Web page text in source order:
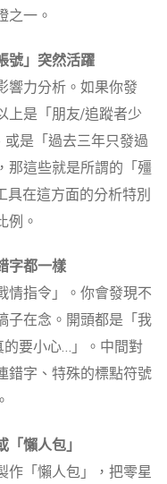
之一。
號」突然活躍
響力分析。如果你發
上是「朋友/追蹤者少
是「過去三年只發過
那這些就是所謂的「殭
具在這方面的分析特別
例。
字都一樣
情指令」。你會發現不
子在念。開頭都是「我
要小心…」。中間對
錯字、特殊的標點符號
懶人包」
作「懶人包」，把零星